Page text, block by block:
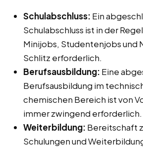
Schulabschluss: Ein
Schulabschluss ist in der
Minijobs, Studentenjobs und
Schlitz erforderlich.
Berufsausbildung: Eine
Berufsausbildung im
chemischen Bereich ist von
immer zwingend erforderlich.
Weiterbildung: Bereitschaft
Schulungen und